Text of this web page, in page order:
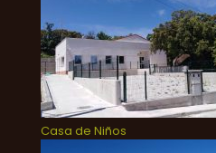
Casa de Niños